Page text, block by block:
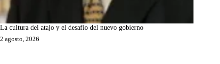
La cultura del atajo y el desafío del nuevo gobierno
2 agosto, 2026